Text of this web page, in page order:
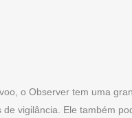
o Observer tem uma
vigilância. Ele também